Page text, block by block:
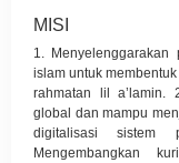
MISI
1.
islam untuk
rahmatan lil a’lamin.
global dan mampu
digitalisasi sistem
Mengembangkan